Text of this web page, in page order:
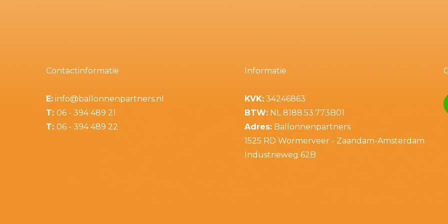
Contactinformatie
E: info@ballonnenpartners.nl
T: 06 - 394 489 21
T: 06 - 394 489 22
Informatie
KVK: 34246863
BTW: NL 8188.53.773B01
Adres: Ballonnenpartners
1525 RD Wormerveer - Zaandam-Amsterdam
Industrieweg 62B